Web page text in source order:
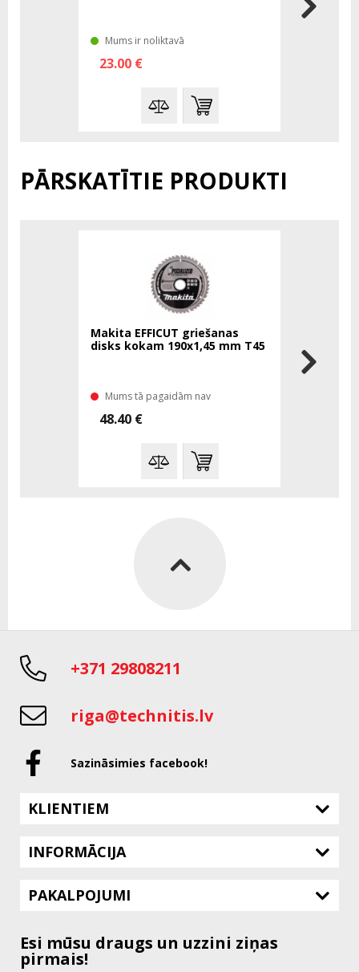
Mums ir noliktavā
23.00 €
PĀRSKATĪTIE PRODUKTI
Makita EFFICUT griešanas
disks kokam 190x1,45 mm T45
Mums tā pagaidām nav
48.40 €
+371 29808211
riga@technitis.lv
Sazināsimies facebook!
KLIENTIEM
INFORMĀCIJA
PAKALPOJUMI
Esi mūsu draugs un uzzini ziņas
pirmais!